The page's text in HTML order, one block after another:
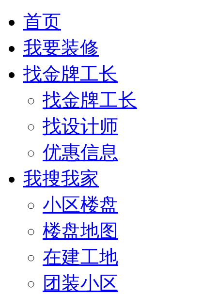
首页
我要装修
找金牌工长
找金牌工长
找设计师
优惠信息
我搜我家
小区楼盘
楼盘地图
在建工地
团装小区